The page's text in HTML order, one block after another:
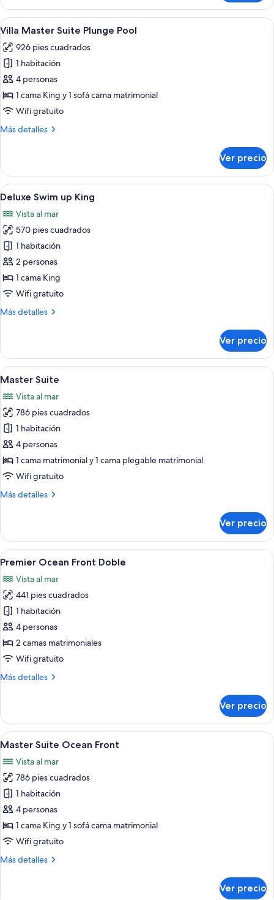
Junior
Suite
Plunge
Abrir
todas
las
fotos
de
Villa
Master
Plunge
Un dormitorio de hotel con una
6
Villa Master Suite Plunge Pool
926 pies cuadrados
1 habitación
4 personas
1 cama King y 1 sofá cama matrimonial
Wifi gratuito
Más detalles
Más
Master
Suite
Plunge
Ver precio
Abrir
todas
las
fotos
de
Deluxe
Swim
up
Zona de piscina con sillas de
7
Deluxe Swim up King
Vista al mar
570 pies cuadrados
1 habitación
2 personas
1 cama King
Wifi gratuito
Más detalles
Más
Swim
up
King
Ver precio
Abrir
todas
las
fotos
de
Master
Suite
Master Suite | Artículos del minibar
5
Master Suite
Vista al mar
786 pies cuadrados
1 habitación
4 personas
1 cama matrimonial y 1 cama plegable matrimonial
Wifi gratuito
Más detalles
Más
Suite
Ver precio
Abrir
todas
las
fotos
de
Premier
Ocean
Front
Habitación de hotel con una cama
6
Premier Ocean Front Doble
Vista al mar
441 pies cuadrados
1 habitación
4 personas
2 camas matrimoniales
Wifi gratuito
Más detalles
Más
Ocean
Front
Doble
Ver precio
Abrir
todas
las
fotos
de
Master
Suite
Ocean
Habitación de hotel con balcón,
12
Master Suite Ocean Front
Vista al mar
786 pies cuadrados
1 habitación
4 personas
1 cama King y 1 sofá cama matrimonial
Wifi gratuito
Más detalles
Más
Ver precio